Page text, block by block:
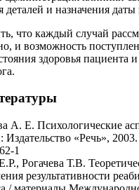
деталей и назначения
что каждый случай
и возможность
здоровья пациента
А. Е. Психологические
«Речь»,
1
Рогачева Т.В.
результативности